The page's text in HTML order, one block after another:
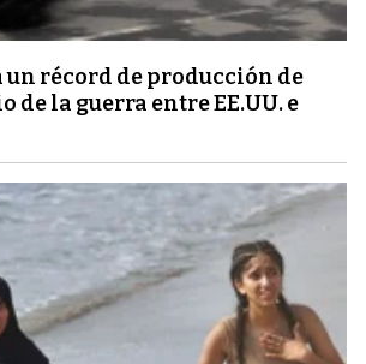
récord de producción de
de la guerra entre EE.UU. e